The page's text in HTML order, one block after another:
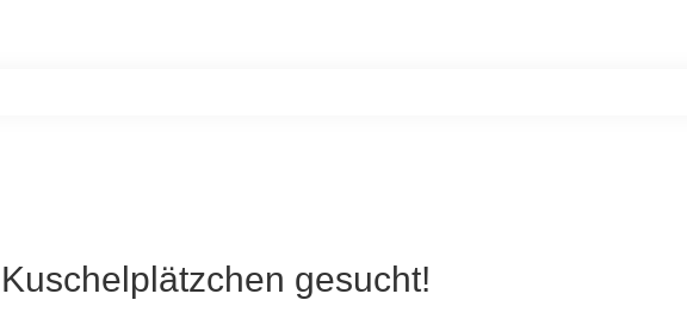
Kuschelplätzchen gesucht!